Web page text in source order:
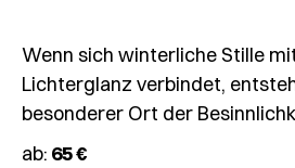
Wenn sich winterliche Stille
Lichterglanz verbindet,
besonderer Ort der
ab: 65 €